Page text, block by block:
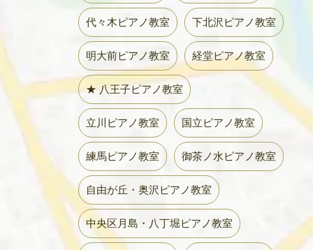
代々木ピアノ教室 下北沢ピアノ教室
明大前ピアノ教室 経堂ピアノ教室
★ 八王子ピアノ教室
立川ピアノ教室 国立ピアノ教室
練馬ピアノ教室 御茶ノ水ピアノ教室
自由が丘・奥沢ピアノ教室
中央区月島・八丁堀ピアノ教室